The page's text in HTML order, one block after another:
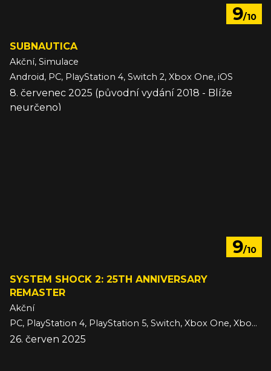
9/10
SUBNAUTICA
Akční, Simulace
Android, PC, PlayStation 4, Switch 2, Xbox One, iOS
8. červenec 2025 (původní vydání 2018 - Blíže
neurčeno)
9/10
SYSTEM SHOCK 2: 25TH ANNIVERSARY
REMASTER
Akční
PC, PlayStation 4, PlayStation 5, Switch, Xbox One, Xbox Series
26. červen 2025